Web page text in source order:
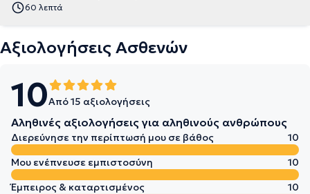
60 λεπτά
Αξιολογήσεις Ασθενών
10Από 15 αξιολογήσεις
Αληθινές αξιολογήσεις για αληθινούς ανθρώπους
Διερεύνησε την περίπτωσή μου σε βάθος
10
Μου ενέπνευσε εμπιστοσύνη
10
Έμπειρος & καταρτισμένος
10